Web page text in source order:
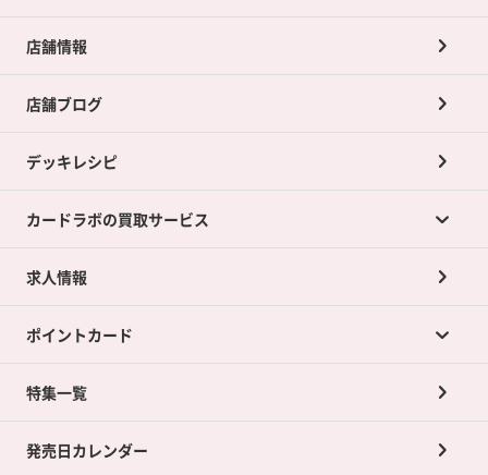
店舗情報
店舗ブログ
デッキレシピ
カードラボの買取サービス
カードラボの買取サービスTOP
店舗買取について
ネット買取について
買取承諾書について
求人情報
ポイントカード
ポイントカードTOP
ポイント交換景品
特集一覧
発売日カレンダー